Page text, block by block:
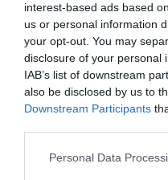
interest-based ads based
us or personal information
your opt-out. You may
disclosure of your personal
IAB’s list of downstream
also be disclosed by us to
Downstream Participants
Please note that this
Personal Data
Ο APON
ΘΕΑΤΡΟ
ΣΥΝΑΥΛΙΑ
14 Ιουλίου,
Ο ΓΙΩΡΓΟΣ
ΤΗΝ ΠΟΛΗ